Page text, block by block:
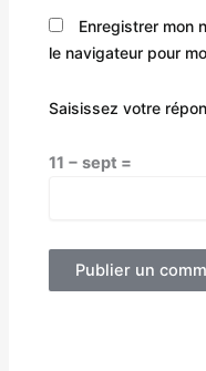
Enregistrer mon
le navigateur pour
Saisissez votre
11 − sept =